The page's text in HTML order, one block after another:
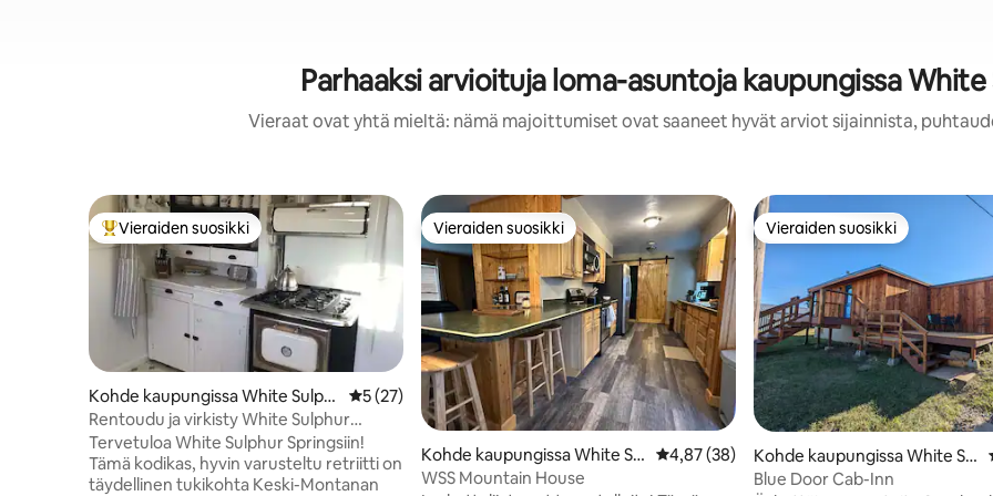
Parhaaksi arvioituja loma-asuntoja kaupungissa White
Vieraat ovat yhtä mieltä: nämä majoittumiset ovat saaneet hyvät arviot sijainnista,
Vieraiden suosikkien parhaimmistoa
Vieraiden suosikki
Kohde kaupungissa White Sulph
ur Springs
Keskimääräinen arvio 5/5, 27 arvostelua
5 (27)
Rentoudu ja virkisty White Sulphur
Springsissä
Tervetuloa White Sulphur Springsiin!
Tämä kodikas, hyvin varusteltu retriitti on
täydellinen tukikohta Keski-Montanan
Vieraiden suosikki
Vieraiden suosikki
Kohde kaupungissa White Sul
phur Springs
Keskimääräinen arvio 4,87/5, 38 arvostelua
4,87 (38)
WSS Mountain House
Vieraiden suosikki
Vieraiden suosikki
Kohde kaupungissa White Sul
phur Springs
Blue Door Cab-Inn